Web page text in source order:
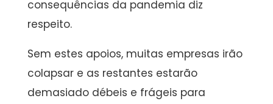
consequências da pandemia diz
respeito.
Sem estes apoios, muitas empresas irão
colapsar e as restantes estarão
demasiado débeis e frágeis para